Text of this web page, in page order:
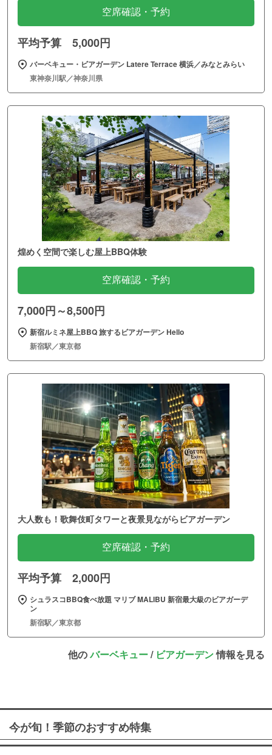
空席確認・予約
平均予算 5,000円
バーベキュー・ビアガーデン Latere Terrace 横浜／みなとみらい
東神奈川駅／神奈川県
煌めく空間で楽しむ屋上BBQ体験
空席確認・予約
7,000円～8,500円
新宿ルミネ屋上BBQ 旅するビアガーデン Hello
新宿駅／東京都
大人数も！歌舞伎町タワーと夜景見ながらビアガーデン
空席確認・予約
平均予算 2,000円
シュラスコBBQ食べ放題 マリブ MALIBU 新宿最大級のビアガーデ
ン
新宿駅／東京都
他のバーベキュー/ ビアガーデン情報を見る
今が旬！季節のおすすめ特集